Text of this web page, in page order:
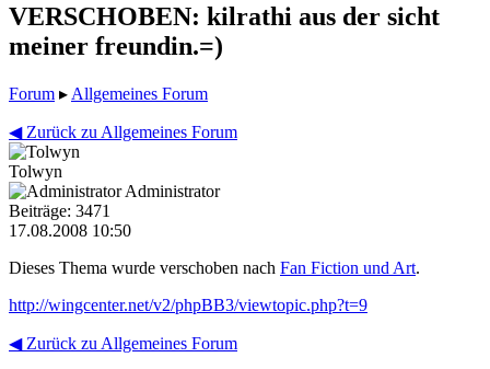
VERSCHOBEN: kilrathi aus der sicht
meiner freundin.=)
Forum ▸ Allgemeines Forum
◀ Zurück zu Allgemeines Forum
Tolwyn
Administrator
Beiträge: 3471
17.08.2008 10:50
Dieses Thema wurde verschoben nach Fan Fiction und Art.
http://wingcenter.net/v2/phpBB3/viewtopic.php?t=9
◀ Zurück zu Allgemeines Forum